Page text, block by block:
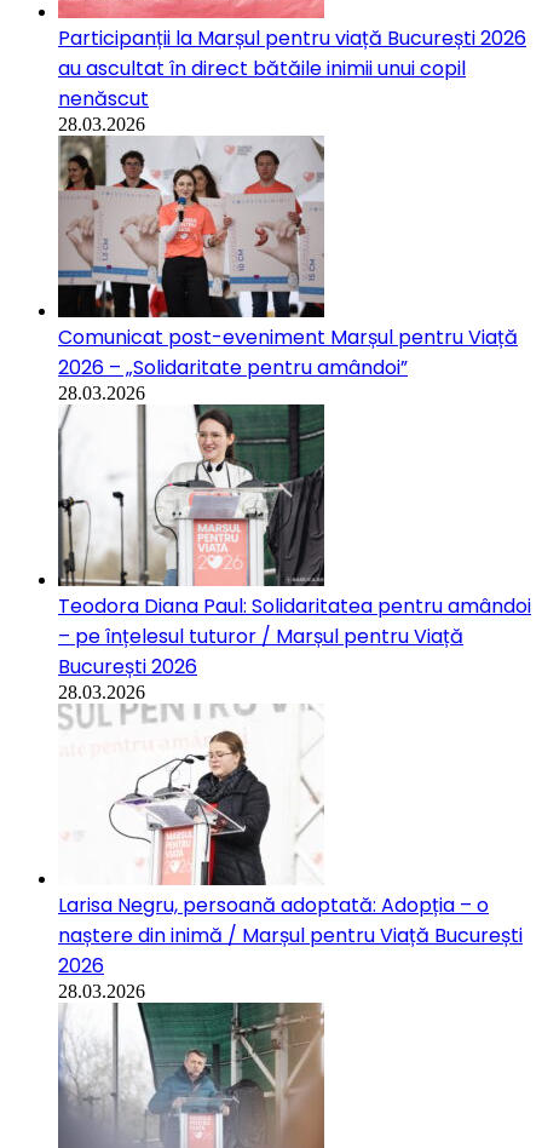
Participanții la Marșul pentru viață București 2026
au ascultat în direct bătăile inimii unui copil
nenăscut
28.03.2026
Comunicat post-eveniment Marșul pentru Viață
2026 – „Solidaritate pentru amândoi”
28.03.2026
Teodora Diana Paul: Solidaritatea pentru amândoi
– pe înțelesul tuturor / Marșul pentru Viață
București 2026
28.03.2026
Larisa Negru, persoană adoptată: Adopția – o
naștere din inimă / Marșul pentru Viață București
2026
28.03.2026